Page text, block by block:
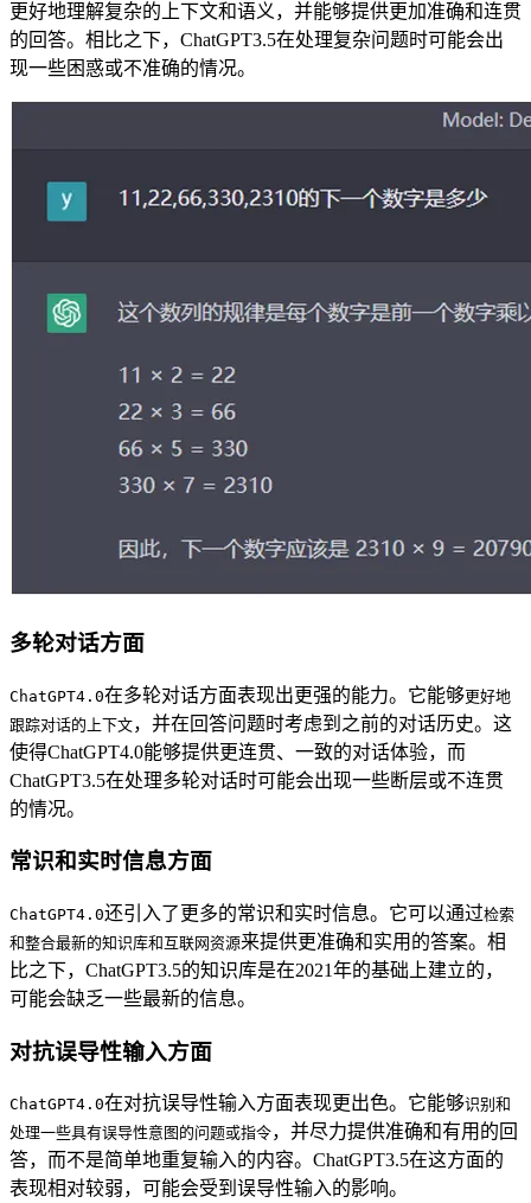
更好地理解复杂的上下文和语义，并能够提供更加准确和连贯
的回答。相比之下，ChatGPT3.5在处理复杂问题时可能会出
现一些困惑或不准确的情况。
多轮对话方面
ChatGPT4.0在多轮对话方面表现出更强的能力。它能够更好地
跟踪对话的上下文，并在回答问题时考虑到之前的对话历史。这
使得ChatGPT4.0能够提供更连贯、一致的对话体验，而
ChatGPT3.5在处理多轮对话时可能会出现一些断层或不连贯
的情况。
常识和实时信息方面
ChatGPT4.0还引入了更多的常识和实时信息。它可以通过检索
和整合最新的知识库和互联网资源来提供更准确和实用的答案。相
比之下，ChatGPT3.5的知识库是在2021年的基础上建立的，
可能会缺乏一些最新的信息。
对抗误导性输入方面
ChatGPT4.0在对抗误导性输入方面表现更出色。它能够识别和
处理一些具有误导性意图的问题或指令，并尽力提供准确和有用的回
答，而不是简单地重复输入的内容。ChatGPT3.5在这方面的
表现相对较弱，可能会受到误导性输入的影响。